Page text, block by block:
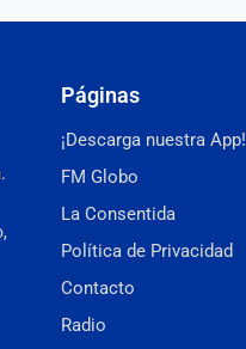
Páginas
¡Descarga nuestra App!
FM Globo
La Consentida
Política de Privacidad
Contacto
Radio